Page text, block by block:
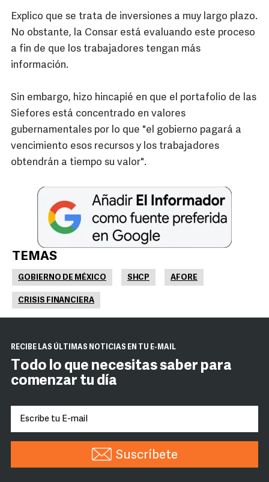
Explico que se trata de inversiones a muy largo plazo.
No obstante, la Consar está evaluando este proceso
a fin de que los trabajadores tengan más
información.
Sin embargo, hizo hincapié en que el portafolio de las
Siefores está concentrado en valores
gubernamentales por lo que "el gobierno pagará a
vencimiento esos recursos y los trabajadores
obtendrán a tiempo su valor".
TEMAS
GOBIERNO DE MÉXICO SHCP AFORE
CRISIS FINANCIERA
RECIBE LAS ÚLTIMAS NOTICIAS EN TU E-MAIL
Todo lo que necesitas saber para
comenzar tu día
Suscríbete